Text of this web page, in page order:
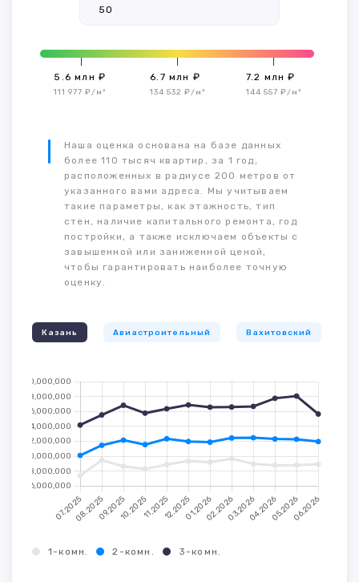
5.6 млн ₽
111 977 ₽/м²
6.7 млн ₽
134 532 ₽/м²
7.2 млн ₽
144 557 ₽/м²
Наша оценка основана на базе данных
более 110 тысяч квартир, за 1 год,
расположенных в радиусе 200 метров от
указанного вами адреса. Мы учитываем
такие параметры, как этажность, тип
стен, наличие капитального ремонта, год
постройки, а также исключаем объекты с
завышенной или заниженной ценой,
чтобы гарантировать наиболее точную
оценку.
Казань Авиастроительный Вахитовский
1-комн. 2-комн. 3-комн.